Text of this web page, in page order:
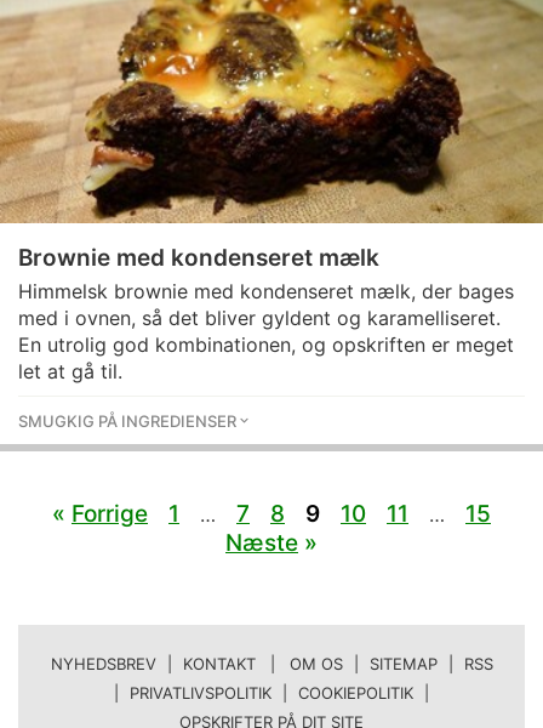
Brownie med kondenseret mælk
Himmelsk brownie med kondenseret mælk, der bages
med i ovnen, så det bliver gyldent og karamelliseret.
En utrolig god kombinationen, og opskriften er meget
let at gå til.
SMUGKIG PÅ INGREDIENSER
« Forrige 1 … 7 8 9 10 11 …
15
Næste »
NYHEDSBREV KONTAKT | OM OS SITEMAP
RSS
PRIVATLIVSPOLITIK COOKIEPOLITIK
OPSKRIFTER PÅ DIT SITE